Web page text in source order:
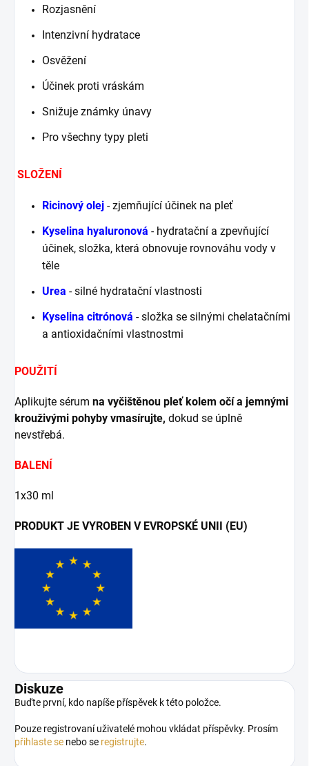
Rozjasnění
Intenzivní hydratace
Osvěžení
Účinek proti vráskám
Snižuje známky únavy
Pro všechny typy pleti
SLOŽENÍ
Ricinový olej - zjemňující účinek na pleť
Kyselina hyaluronová - hydratační a zpevňující
účinek, složka, která obnovuje rovnováhu vody v
těle
Urea - silné hydratační vlastnosti
Kyselina citrónová - složka se silnými chelatačními
a antioxidačními vlastnostmi
POUŽITÍ
Aplikujte sérum na vyčištěnou pleť kolem očí a jemnými
krouživými pohyby vmasírujte, dokud se úplně
nevstřebá.
BALENÍ
1x30 ml
PRODUKT JE VYROBEN V EVROPSKÉ UNII (EU)
Diskuze
Buďte první, kdo napíše příspěvek k této položce.
Pouze registrovaní uživatelé mohou vkládat příspěvky. Prosím
přihlaste se nebo se registrujte.